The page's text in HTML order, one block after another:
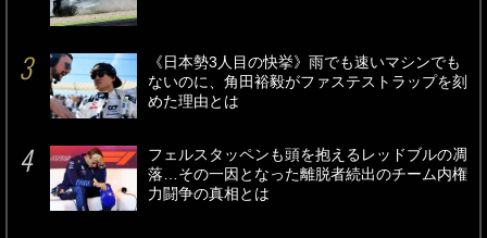
《日本勢3人目の快挙》雨でも速いマシンでも
ないのに、角田裕毅がファステストラップを刻
めた理由とは
フェルスタッペンも頭を抱えるレッドブルの凋
落…その一因となった離脱者続出のチーム内権
力闘争の真相とは